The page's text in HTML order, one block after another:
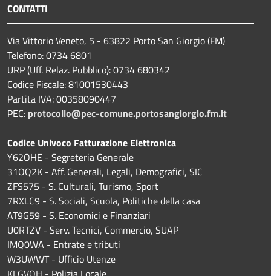
CONTATTI
Via Vittorio Veneto, 5 - 63822 Porto San Giorgio (FM)
Telefono: 0734 6801
URP (Uff. Relaz. Pubblico): 0734 680342
Codice Fiscale: 81001530443
Partita IVA: 00358090447
PEC: protocollo@pec-comune.portosangiorgio.fm.it
Codice Univoco Fatturazione Elettronica
Y62OHE - Segreteria Generale
31OQ2K - Aff. Generali, Legali, Demografici, SIC
ZFS575 - S. Culturali, Turismo, Sport
7RXLC9 - S. Sociali, Scuola, Politiche della casa
AT9G59 - S. Economici e Finanziari
U0RTZV - Serv. Tecnici, Commercio, SUAP
IMQ0WA - Entrate e tributi
W3UWWT - Ufficio Utenze